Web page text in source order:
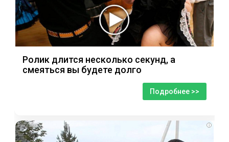
Ролик длится несколько секунд, а
смеяться вы будете долго
Подробнее >>
i